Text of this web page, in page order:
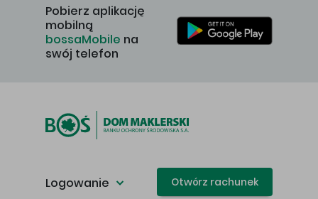
Pobierz aplikację
mobilną
bossaMobile na
swój telefon
Logowanie Otwórz rachunek